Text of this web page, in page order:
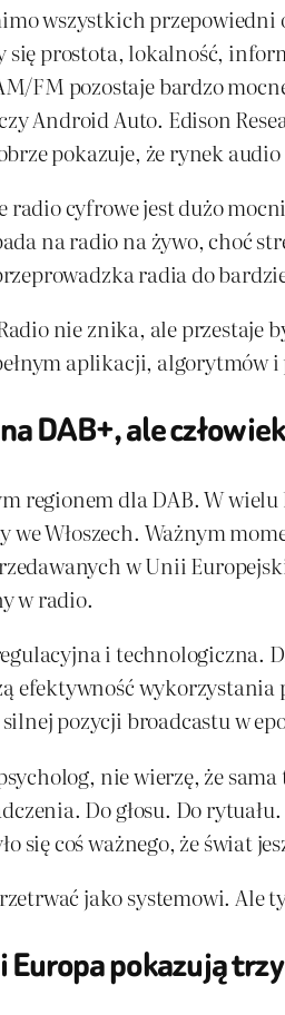
wszystkich
się prostota, lokalność,
FM pozostaje bardzo
Android Auto. Edison
pokazuje, że rynek
cyfrowe jest dużo
na radio na żywo, choć
radia do
nie znika, ale
aplikacji, algorytmów
DAB+, ale
regionem dla DAB. W
we Włoszech. Ważnym
w Unii
w radio.
i technologiczna.
efektywność
pozycji broadcastu w
nie wierzę, że
Do głosu. Do
się coś ważnego, że świat
jako systemowi.
pokazują